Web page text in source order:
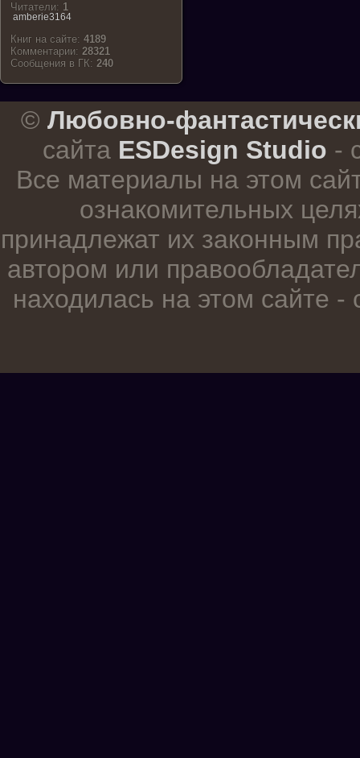
Читатели: 1
amberie3164
Книг на сайте:4189
Комментарии:28321
Cообщения в ГК:240
©Любовно-
сайта ESDesign Studio -
Все материалы на этом
ознакомительных
принадлежат их законным
автором или
находилась на этом сайте